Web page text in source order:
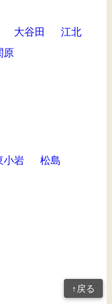
大谷田
江北
原
小岩
松島
↑戻る